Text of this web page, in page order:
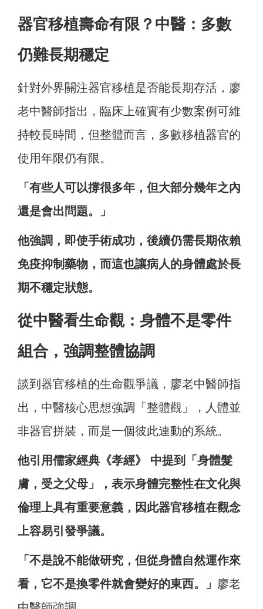
器官移植壽命有限？中醫：多數
仍難長期穩定
針對外界關注器官移植是否能長期存活，廖
老中醫師指出，臨床上確實有少數案例可維
持較長時間，但整體而言，多數移植器官的
使用年限仍有限。
「有些人可以撐很多年，但大部分幾年之內
還是會出問題。」
他強調，即使手術成功，後續仍需長期依賴
免疫抑制藥物，而這也讓病人的身體處於長
期不穩定狀態。
從中醫看生命觀：身體不是零件
組合，強調整體協調
談到器官移植的生命觀爭議，廖老中醫師指
出，中醫核心思想強調「整體觀」，人體並
非器官拼裝，而是一個彼此連動的系統。
他引用儒家經典《孝經》 中提到「身體髮
膚，受之父母」，表示身體完整性在文化與
倫理上具有重要意義，因此器官移植在觀念
上容易引發爭議。
「不是說不能做研究，但從身體自然運作來
看，它不是換零件就會變好的東西。」 廖老